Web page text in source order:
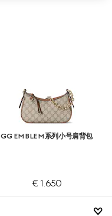
GG EMBLEM系列小号肩背包
€ 1.650